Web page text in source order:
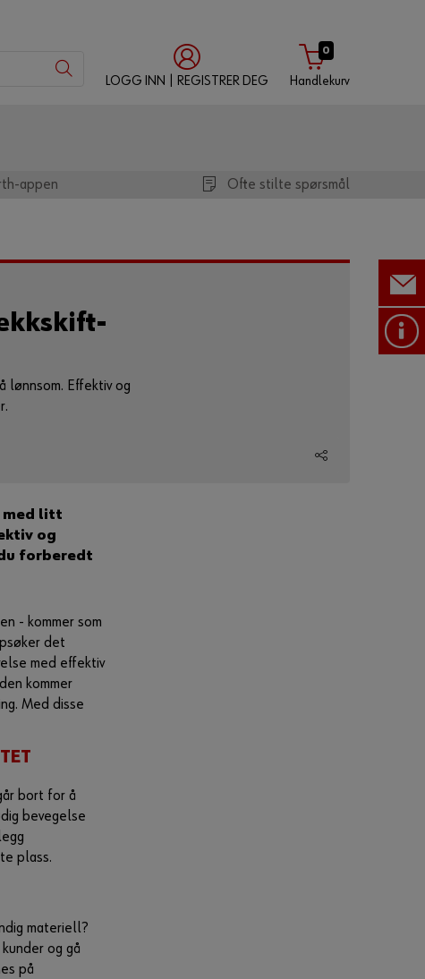
LOGG INN | REGISTRER DEG
0
Handlekurv
appen Ofte stilte spørsmål
lønnsom. Effektiv og
med litt
og
forberedt
- kommer som
det
med effektiv
kommer
Med disse
bort for å
bevegelse
plass.
materiell?
og gå
på